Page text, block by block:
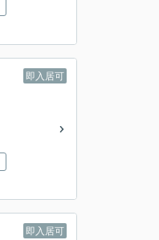
即入居可
即入居可